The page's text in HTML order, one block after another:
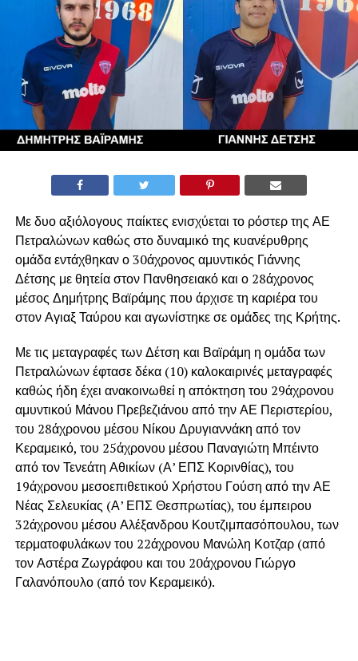
Με δυο αξιόλογους παίκτες ενισχύεται το ρόστερ της ΑΕ
Πετραλώνων καθώς στο δυναμικό της κυανέρυθρης
ομάδα εντάχθηκαν ο 30άχρονος αμυντικός Γιάννης
Δέτσης με θητεία στον Πανθησειακό και ο 28άχρονος
μέσος Δημήτρης Βαϊράμης που άρχισε τη καριέρα του
στον Αγιαξ Ταύρου και αγωνίστηκε σε ομάδες της Κρήτης.
Με τις μεταγραφές των Δέτση και Βαϊράμη η ομάδα των
Πετραλώνων έφτασε δέκα (10) καλοκαιρινές μεταγραφές
καθώς ήδη έχει ανακοινωθεί η απόκτηση του 29άχρονου
αμυντικού Μάνου Πρεβεζιάνου από την ΑΕ Περιστερίου,
του 28άχρονου μέσου Νίκου Δρυγιαννάκη από τον
Κεραμεικό, του 25άχρονου μέσου Παναγιώτη Μπέιντο
από τον Τενεάτη Αθικίων (Α’ ΕΠΣ Κορινθίας), του
19άχρονου μεσοεπιθετικού Χρήστου Γούση από την ΑΕ
Νέας Σελευκίας (Α’ ΕΠΣ Θεσπρωτίας), του έμπειρου
32άχρονου μέσου Αλέξανδρου Κουτζιμπασόπουλου, των
τερματοφυλάκων του 22άχρονου Μανώλη Κοτζαρ (από
τον Αστέρα Ζωγράφου και του 20άχρονου Γιώργο
Γαλανόπουλο (από τον Κεραμεικό).